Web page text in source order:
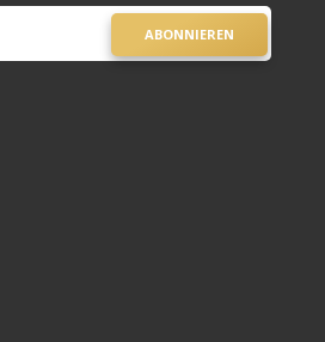
ABONNIEREN